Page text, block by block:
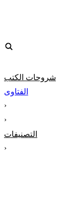
شروحات الكتب
الفتاوى
‹
‹
التصنيفات
‹